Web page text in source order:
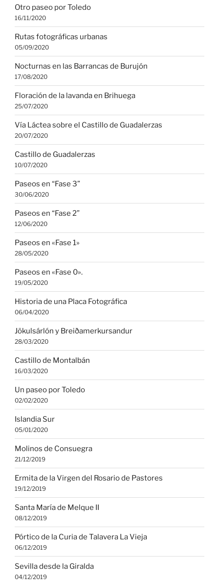
Otro paseo por Toledo
16/11/2020
Rutas fotográficas urbanas
05/09/2020
Nocturnas en las Barrancas de Burujón
17/08/2020
Floración de la lavanda en Brihuega
25/07/2020
Vía Láctea sobre el Castillo de Guadalerzas
20/07/2020
Castillo de Guadalerzas
10/07/2020
Paseos en “Fase 3”
30/06/2020
Paseos en “Fase 2”
12/06/2020
Paseos en «Fase 1»
28/05/2020
Paseos en «Fase 0».
19/05/2020
Historia de una Placa Fotográfica
06/04/2020
Jökulsárlón y Breiðamerkursandur
28/03/2020
Castillo de Montalbán
16/03/2020
Un paseo por Toledo
02/02/2020
Islandia Sur
05/01/2020
Molinos de Consuegra
21/12/2019
Ermita de la Virgen del Rosario de Pastores
19/12/2019
Santa María de Melque II
08/12/2019
Pórtico de la Curia de Talavera La Vieja
06/12/2019
Sevilla desde la Giralda
04/12/2019